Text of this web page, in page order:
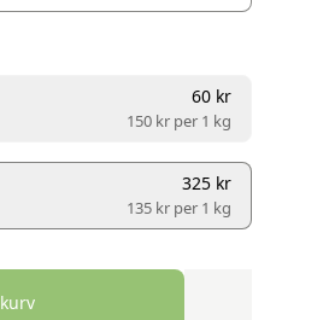
60 kr
150 kr per1 kg
325 kr
135 kr per1 kg